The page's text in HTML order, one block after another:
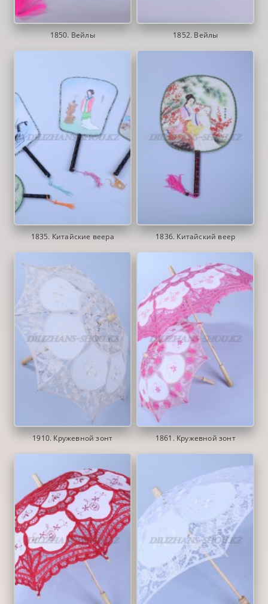
1850. Вейлы 1852. Вейлы
1835. Китайские веера 1836. Китайский веер
1910. Кружевной зонт 1861. Кружевной зонт